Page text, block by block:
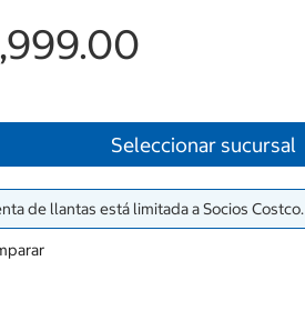
Seleccionar sucursal
de llantas está limitada a Socios Costco.